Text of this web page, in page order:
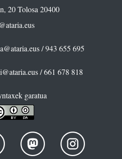
20 Tolosa 20400
/ 943 655 695
/ 661 678 818
garatua